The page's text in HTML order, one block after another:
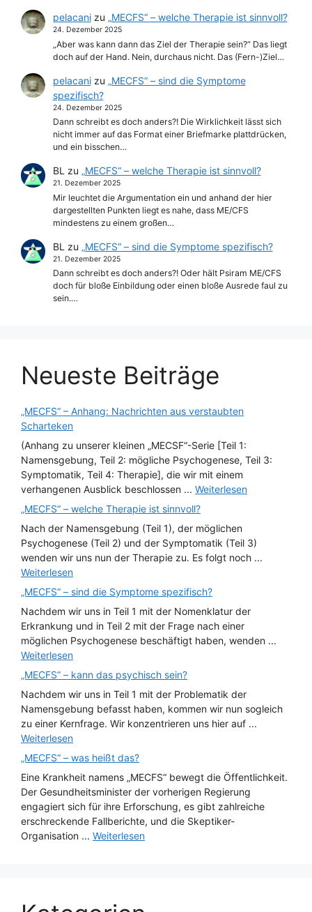
pelacanizu „MECFS“ – welche Therapie ist sinnvoll?
24. Dezember 2025
„Aber was kann dann das Ziel der Therapie sein?“ Das liegt
doch auf der Hand. Nein, durchaus nicht. Das (Fern-)Ziel…
pelacanizu „MECFS“ – sind die Symptome
spezifisch?
24. Dezember 2025
Dann schreibt es doch anders?! Die Wirklichkeit lässt sich
nicht immer auf das Format einer Briefmarke plattdrücken,
und ein bisschen…
BL zu „MECFS“ – welche Therapie ist sinnvoll?
21. Dezember 2025
Mir leuchtet die Argumentation ein und anhand der hier
dargestellten Punkten liegt es nahe, dass ME/CFS
mindestens zu einem großen…
BL zu „MECFS“ – sind die Symptome spezifisch?
21. Dezember 2025
Dann schreibt es doch anders?! Oder hält Psiram ME/CFS
doch für bloße Einbildung oder einen bloße Ausrede faul zu
sein.…
Neueste Beiträge
„MECFS“ – Anhang: Nachrichten aus verstaubten
Scharteken
(Anhang zu unserer kleinen „MECSF“-Serie [Teil 1:
Namensgebung, Teil 2: mögliche Psychogenese, Teil 3:
Symptomatik, Teil 4: Therapie], die wir mit einem
verhangenen Ausblick beschlossen ... Weiterlesen
„MECFS“ – welche Therapie ist sinnvoll?
Nach der Namensgebung (Teil 1), der möglichen
Psychogenese (Teil 2) und der Symptomatik (Teil 3)
wenden wir uns nun der Therapie zu. Es folgt noch ...
Weiterlesen
„MECFS“ – sind die Symptome spezifisch?
Nachdem wir uns in Teil 1 mit der Nomenklatur der
Erkrankung und in Teil 2 mit der Frage nach einer
möglichen Psychogenese beschäftigt haben, wenden ...
Weiterlesen
„MECFS“ – kann das psychisch sein?
Nachdem wir uns in Teil 1 mit der Problematik der
Namensgebung befasst haben, kommen wir nun sogleich
zu einer Kernfrage. Wir konzentrieren uns hier auf ...
Weiterlesen
„MECFS“ – was heißt das?
Eine Krankheit namens „MECFS“ bewegt die Öffentlichkeit.
Der Gesundheitsminister der vorherigen Regierung
engagiert sich für ihre Erforschung, es gibt zahlreiche
erschreckende Fallberichte, und die Skeptiker-
Organisation ... Weiterlesen